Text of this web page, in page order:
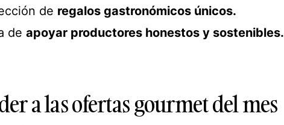
de regalos gastronómicos únicos.
de apoyar productores honestos y sostenibles.
a las ofertas gourmet del mes